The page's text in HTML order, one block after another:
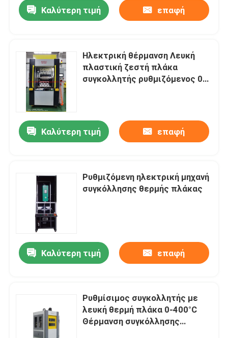
Καλύτερη τιμή επαφή
Ηλεκτρική θέρμανση Λευκή
πλαστική ζεστή πλάκα
συγκολλητής ρυθμιζόμενος 0-
Καλύτερη τιμή επαφή
Ρυθμιζόμενη ηλεκτρική μηχανή
συγκόλλησης θερμής πλάκας
Καλύτερη τιμή επαφή
Ρυθμίσιμος συγκολλητής με
λευκή θερμή πλάκα 0-400°C
Θέρμανση συγκόλλησης